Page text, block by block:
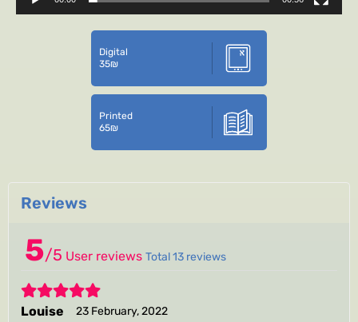
Digital
35₪
Printed
65₪
Reviews
5/5 User reviews Total 13 reviews
5
Louise
23 February, 2022